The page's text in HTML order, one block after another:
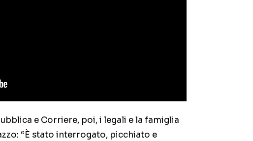
e Corriere, poi, i legali e la famiglia
“È stato interrogato, picchiato e